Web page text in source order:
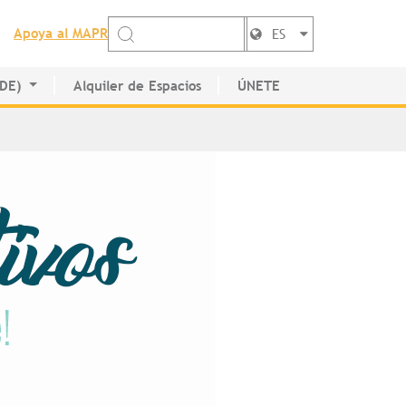
Apoya al MAPR
ES
Alquiler de Espacios ÚNETE